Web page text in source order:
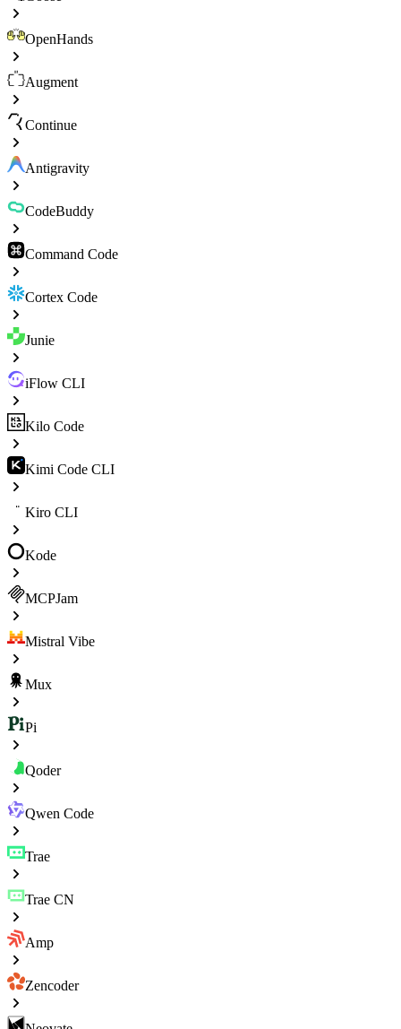
OpenHands
Augment
Continue
Antigravity
CodeBuddy
Command Code
Cortex Code
Junie
iFlow CLI
Kilo Code
Kimi Code CLI
Kiro CLI
Kode
MCPJam
Mistral Vibe
Mux
Pi
Qoder
Qwen Code
Trae
Trae CN
Amp
Zencoder